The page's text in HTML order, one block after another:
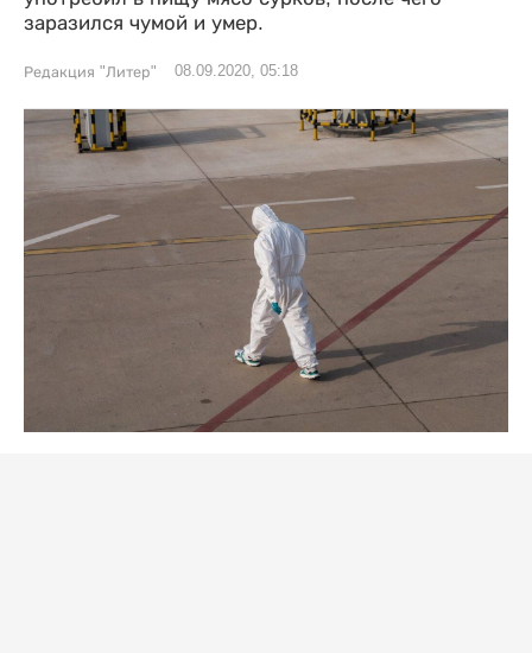
заразился чумой и умер.
Редакция "Литер" 08.09.2020, 05:18